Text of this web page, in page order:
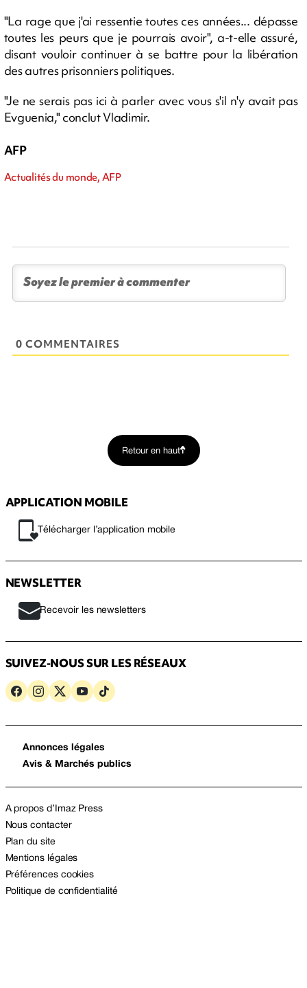
"La rage que j'ai ressentie toutes ces années... dépasse
toutes les peurs que je pourrais avoir", a-t-elle assuré,
disant vouloir continuer à se battre pour la libération
des autres prisonniers politiques.
"Je ne serais pas ici à parler avec vous s'il n'y avait pas
Evguenia," conclut Vladimir.
AFP
Actualités du monde, AFP
0 COMMENTAIRES
Retour en haut
APPLICATION MOBILE
Télécharger l’application mobile
NEWSLETTER
Recevoir les newsletters
SUIVEZ-NOUS SUR LES RÉSEAUX
Annonces légales
Avis & Marchés publics
A propos d’Imaz Press
Nous contacter
Plan du site
Mentions légales
Préférences cookies
Politique de confidentialité